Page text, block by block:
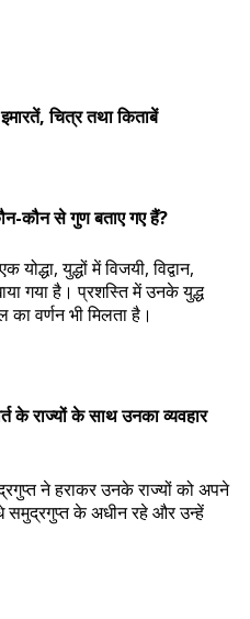
किताबें
कौन से गुण बताए गए हैं?
युद्धों में विजयी, विद्वान,
गया है। प्रशस्ति में उनके युद्ध
वर्णन भी मिलता है।
के राज्यों के साथ उनका व्यवहार
ने हराकर उनके राज्यों को अपने
समुद्रगुप्त के अधीन रहे और उन्हें